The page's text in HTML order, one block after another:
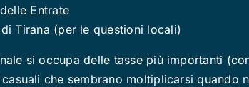
Entrate
Tirana (per le questioni locali)
si occupa delle tasse più importanti
che sembrano moltiplicarsi quando